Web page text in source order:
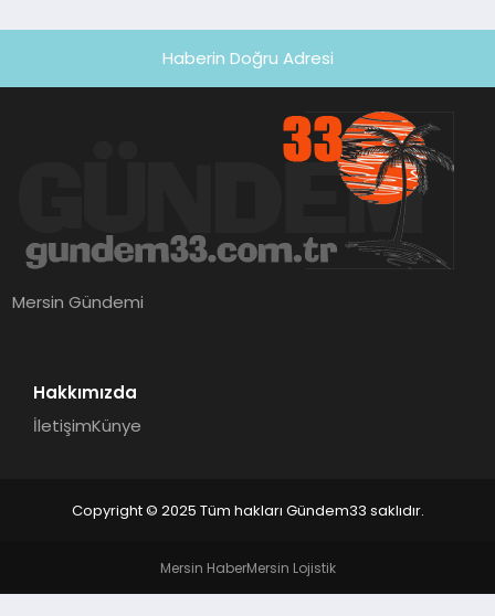
Haberin Doğru Adresi
Mersin Gündemi
Hakkımızda
İletişimKünye
Copyright © 2025 Tüm hakları Gündem33 saklıdır.
Mersin HaberMersin Lojistik